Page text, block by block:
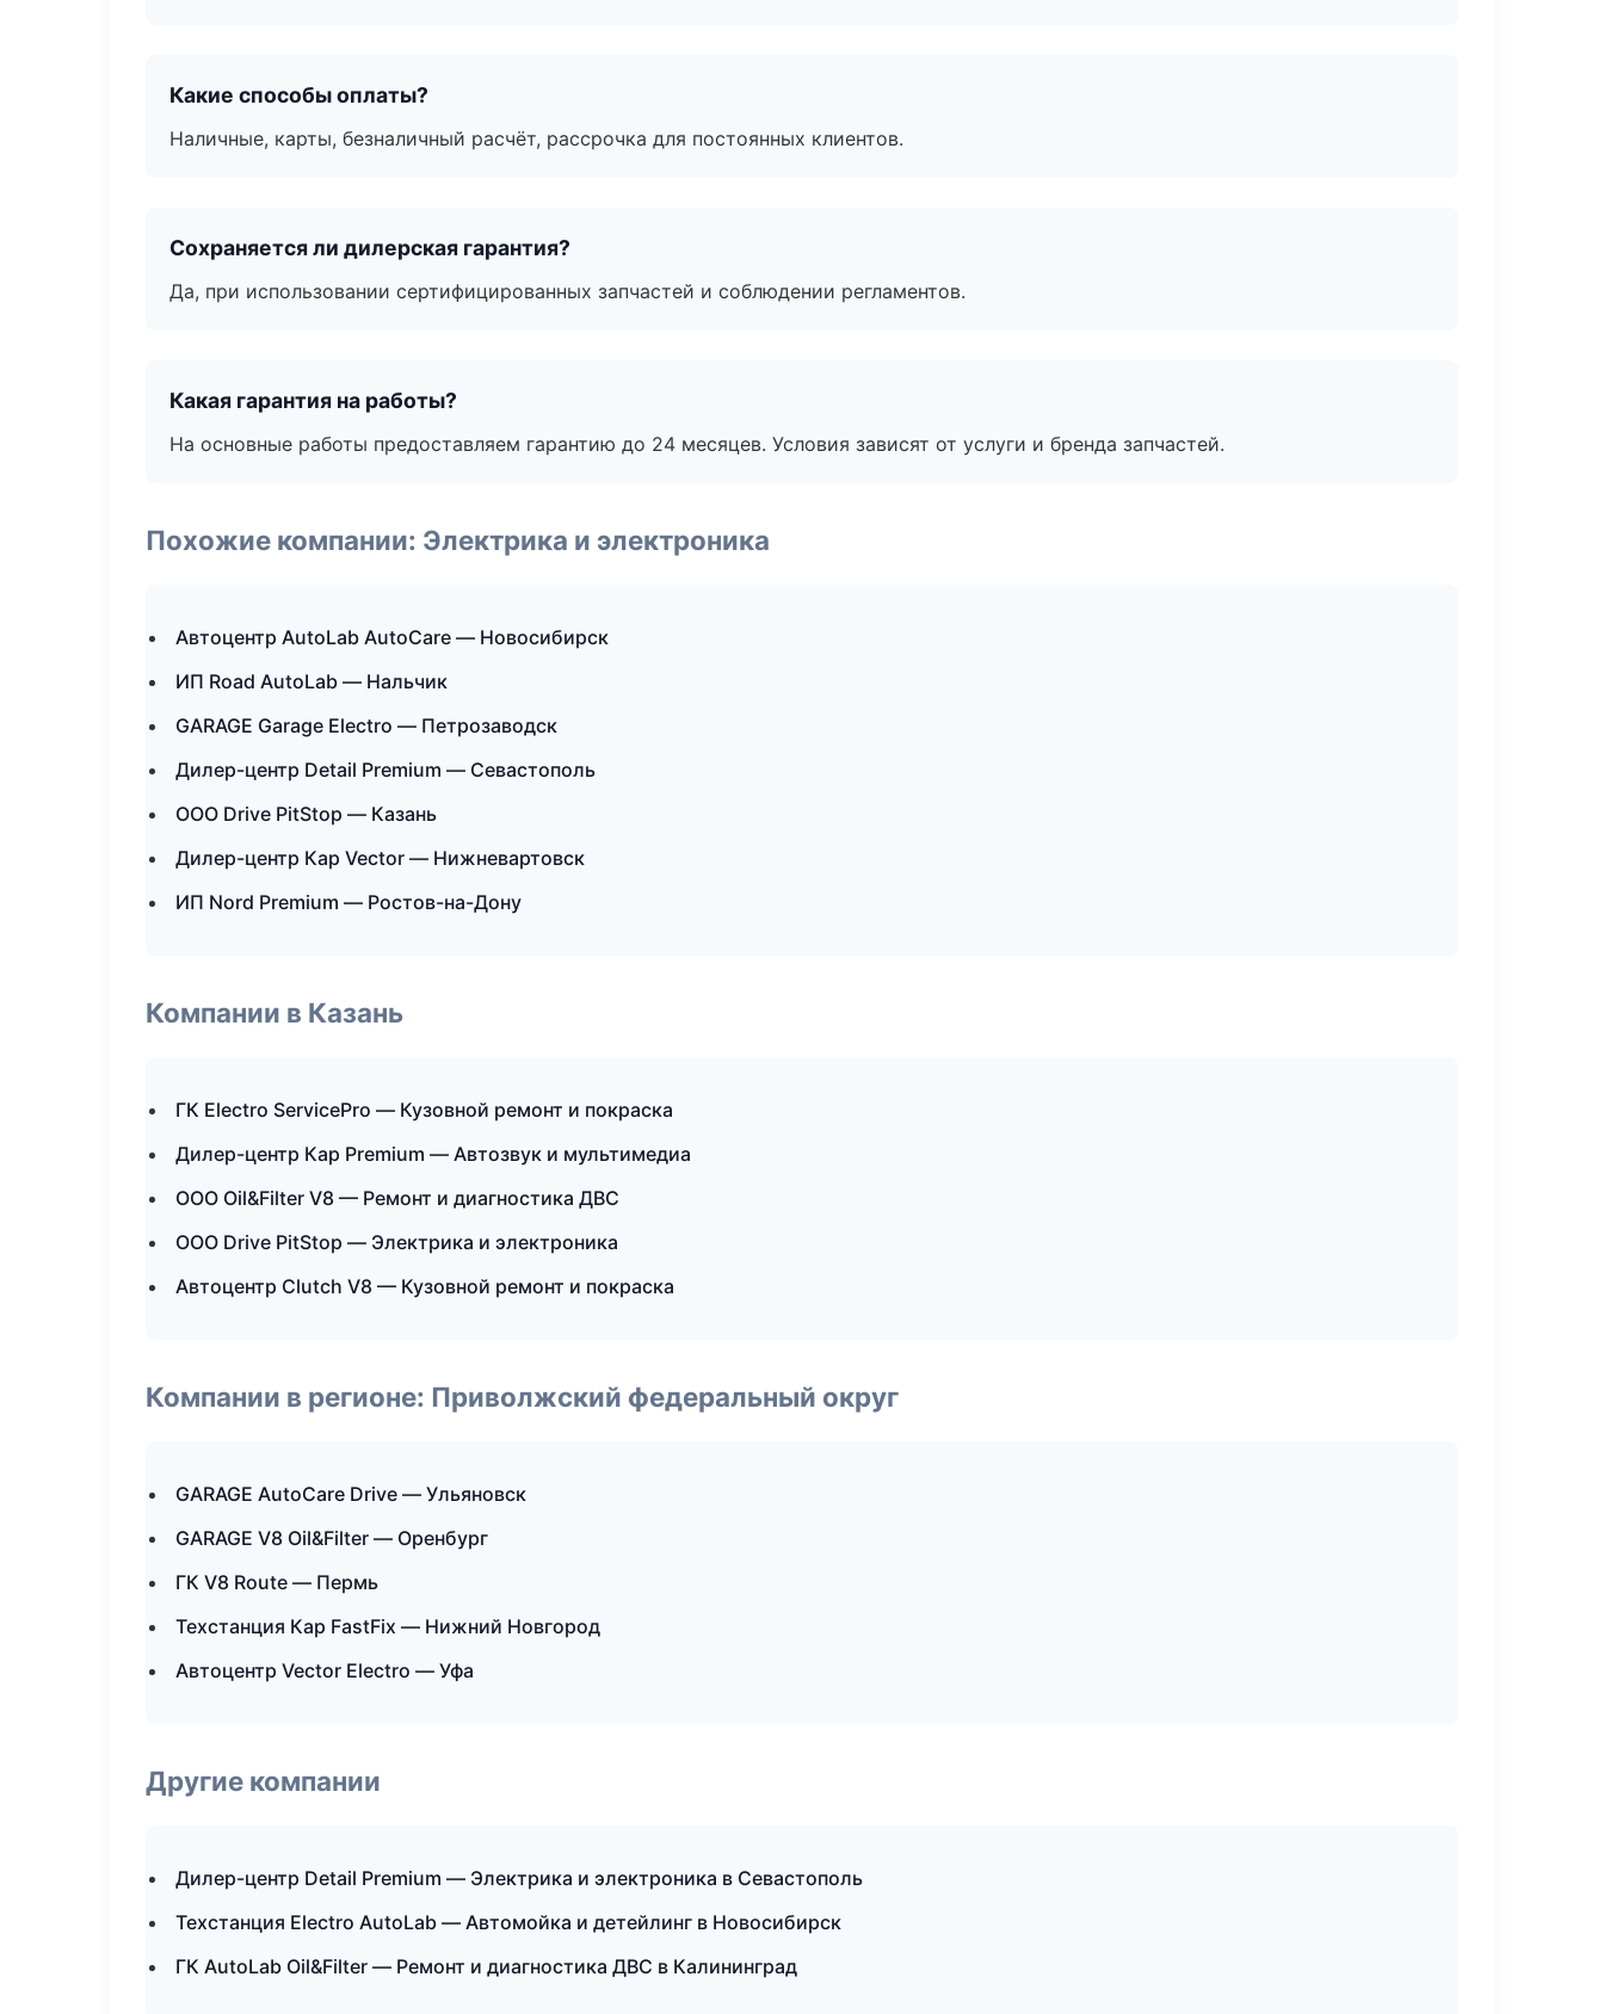
Какие способы оплаты?
Наличные, карты, безналичный расчёт, рассрочка для постоянных клиентов.
Сохраняется ли дилерская гарантия?
Да, при использовании сертифицированных запчастей и соблюдении регламентов.
Какая гарантия на работы?
На основные работы предоставляем гарантию до 24 месяцев. Условия зависят от услуги и бренда запчастей.
Похожие компании: Электрика и электроника
Автоцентр AutoLab AutoCare — Новосибирск
ИП Road AutoLab — Нальчик
GARAGE Garage Electro — Петрозаводск
Дилер-центр Detail Premium — Севастополь
ООО Drive PitStop — Казань
Дилер-центр Кар Vector — Нижневартовск
ИП Nord Premium — Ростов-на-Дону
Компании в Казань
ГК Electro ServicePro — Кузовной ремонт и покраска
Дилер-центр Кар Premium — Автозвук и мультимедиа
ООО Oil&Filter V8 — Ремонт и диагностика ДВС
ООО Drive PitStop — Электрика и электроника
Автоцентр Clutch V8 — Кузовной ремонт и покраска
Компании в регионе: Приволжский федеральный округ
GARAGE AutoCare Drive — Ульяновск
GARAGE V8 Oil&Filter — Оренбург
ГК V8 Route — Пермь
Техстанция Кар FastFix — Нижний Новгород
Автоцентр Vector Electro — Уфа
Другие компании
Дилер-центр Detail Premium — Электрика и электроника в Севастополь
Техстанция Electro AutoLab — Автомойка и детейлинг в Новосибирск
ГК AutoLab Oil&Filter — Ремонт и диагностика ДВС в Калининград